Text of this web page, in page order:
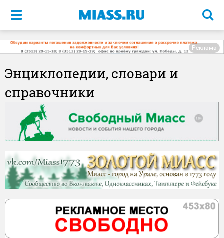
Меню
Реклама
Энциклопедии, словари и
справочники